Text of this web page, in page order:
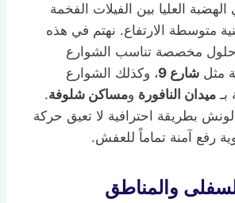
الهضبة العليا بين الفيلات الفخمة
متوسطة الارتفاع. نهتم في هذه
حلول مخصصة تناسب الشوارع
مثل شارع 9
، وكذلك الشوارع
بـ ميدان النافورة ومساكن شلوفة.
بطريقة احترافية لا تعيق حركة
رفع آمنة تماماً للعفش.
والمناطق